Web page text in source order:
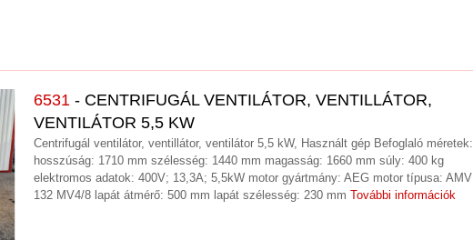
6531- CENTRIFUGÁL VENTILÁTOR, VENTILLÁTOR,
VENTILÁTOR 5,5 KW
Centrifugál ventilátor, ventillátor, ventilátor 5,5 kW, Használt gép Befoglaló méretek:
hosszúság: 1710 mm szélesség: 1440 mm magasság: 1660 mm súly: 400 kg
elektromos adatok: 400V; 13,3A; 5,5kW motor gyártmány: AEG motor típusa: AMV
132 MV4/8 lapát átmérő: 500 mm lapát szélesség: 230 mm További információk